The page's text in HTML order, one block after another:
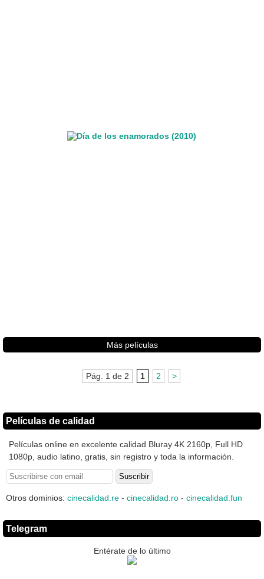
Más películas
Pág. 1 de 2 1 2 >
Películas de calidad
Películas online en excelente calidad Bluray 4K 2160p, Full HD
1080p, audio latino, gratis, sin registro y toda la información.
Otros dominios: cinecalidad.re - cinecalidad.ro - cinecalidad.fun
Telegram
Entérate de lo último